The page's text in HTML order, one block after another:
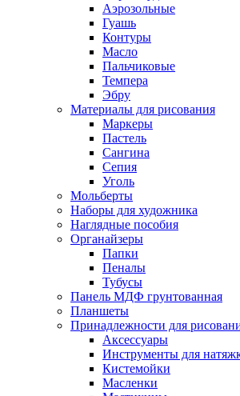
Аэрозольные
Гуашь
Контуры
Масло
Пальчиковые
Темпера
Эбру
Материалы для рисования
Маркеры
Пастель
Сангина
Сепия
Уголь
Мольберты
Наборы для художника
Наглядные пособия
Органайзеры
Папки
Пеналы
Тубусы
Панель МДФ грунтованная
Планшеты
Принадлежности для
Аксессуары
Инструменты для
Кистемойки
Масленки